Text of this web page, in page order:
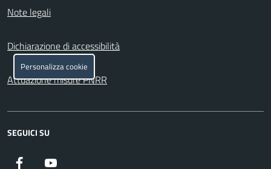
Note legali
Dichiarazione di accessibilità
Attuazione misure PNRR
SEGUICI SU
Facebook
Personalizza cookie